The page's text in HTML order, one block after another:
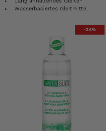
Wasserbasiertes Gleitmittel
-34%